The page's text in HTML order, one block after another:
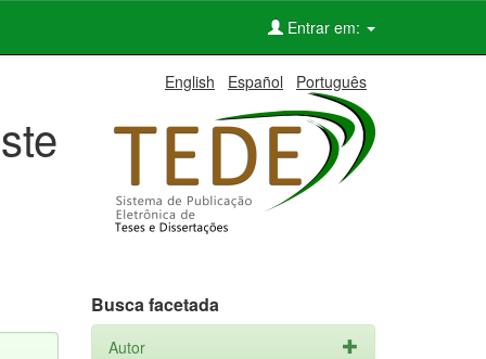
Entrar em:
English Español Português
Busca facetada
Autor